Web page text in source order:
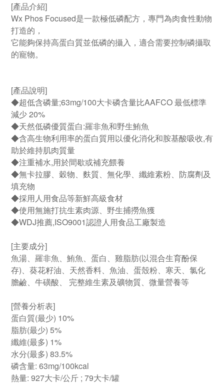
[產品介紹]
Wx Phos Focused是一款極低磷配方， 專門為肉食性動物
打造的 ，
它能夠保持高蛋白質並低磷的攝入， 適合需要控制磷攝取
的寵物。
[產品說明]
◆超低含磷量;63mg/100大卡磷含量比AAFCO 最低標準
減少 20%
◆天然低磷優質蛋白:羅非魚和野生鮪魚
◆含高生物利用率的蛋白質用以優化消化和胺基酸吸收,有
助於維持肌肉質量
◆注重補水,用於間歇或補充餵養
◆無卡拉膠、穀物、麩質、無化學、纖維素粉、防腐劑及
填充物
◆採用人用食品等新鮮高級食材
◆使用無施打抗生素肉源、野生捕撈魚獲
◆WDJ推薦,ISO9001認證人用食品工廠製造
[主要成分]
魚湯、羅非魚、鮪魚、蛋白、雞脂肪(以混合生育酚保
存)、葵花籽油、天然香料、魚油、蛋殼粉、寒天、氯化
膽鹼、牛磺酸、 完整維生素及礦物質、微量營養等
[營養分析表]
蛋白質(最少) 10%
脂肪(最少) 5%
纖維(最多) 1%
水分(最多) 83.5%
磷含量: 63mg/100kcal
熱量: 927大卡/公斤 ; 79大卡/罐